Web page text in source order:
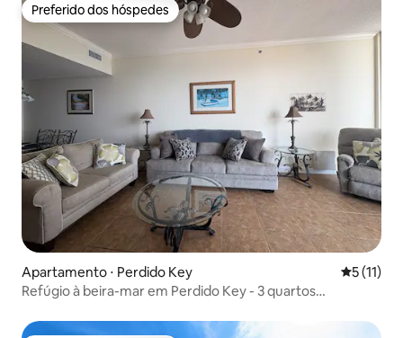
Preferido dos hóspedes
Preferido dos hóspedes
Apartamento ⋅ Perdido Key 5 de uma
5 (11)
Refúgio à beira-mar em Perdido Key - 3 quartos